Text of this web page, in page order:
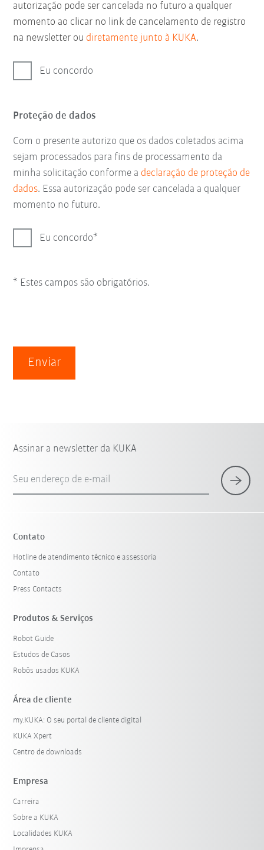
autorização pode ser cancelada no futuro a qualquer
momento ao clicar no link de cancelamento de registro
na newsletter ou diretamente junto à KUKA.
Eu concordo
Proteção de dados
Com o presente autorizo que os dados coletados acima
sejam processados para fins de processamento da
minha solicitação conforme a declaração de proteção de
dados. Essa autorização pode ser cancelada a qualquer
momento no futuro.
Eu concordo
* Estes campos são obrigatórios.
Enviar
Assinar a newsletter da KUKA
Seu endereço de e-mail
Contato
Hotline de atendimento técnico e assessoria
Contato
Press Contacts
Produtos & Serviços
Robot Guide
Estudos de Casos
Robôs usados KUKA
Área de cliente
my.KUKA: O seu portal de cliente digital
KUKA Xpert
Centro de downloads
Empresa
Carreira
Sobre a KUKA
Localidades KUKA